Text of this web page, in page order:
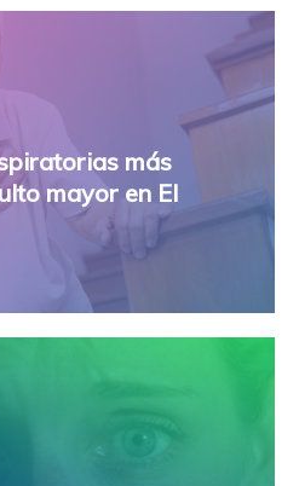
más
mayor en El